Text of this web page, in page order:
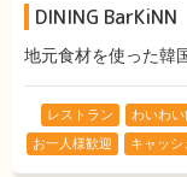
DINING BarKiNN
地元食材を使った韓
レストラン わいわ
お一人様歓迎
キャッシ